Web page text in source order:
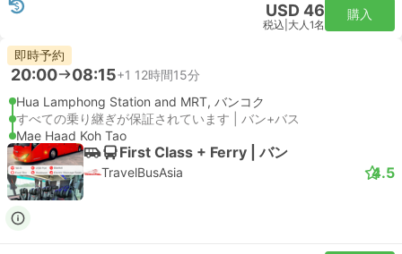
USD 46
税込 大人1名
購入
即時予約
20:00 08:15+1 12時間15分
Hua Lamphong Station and MRT, バンコク
すべての乗り継ぎが保証されています | バン+バス
Mae Haad Koh Tao
First Class + Ferry | バン
TravelBusAsia 4.5